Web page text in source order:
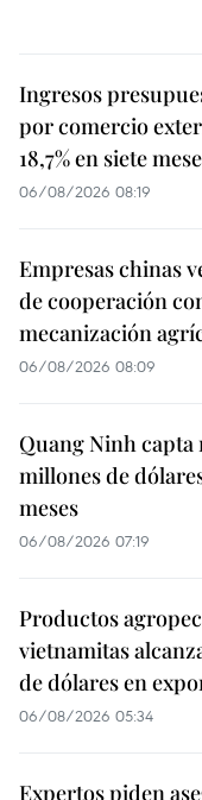
Ingresos
por comercio
18,7% en siete
06/08/2026 08:19
Empresas chinas
de cooperación
mecanización
06/08/2026 08:09
Quang Ninh capta
millones de
meses
06/08/2026 07:19
Productos
vietnamitas
de dólares en
06/08/2026 05:34
Expertos piden